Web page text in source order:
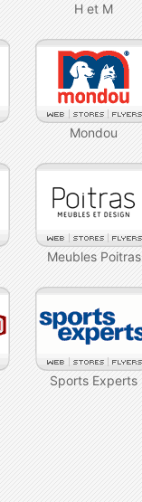
H et M
Mondou
Meubles Poitras
Sports Experts